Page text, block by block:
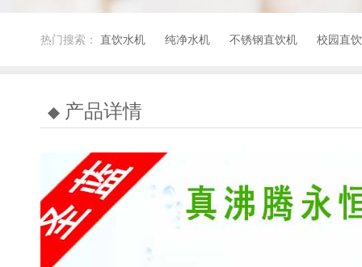
热门搜索： 直饮水机 纯净水机 不锈钢直饮机 校园直
产品详情